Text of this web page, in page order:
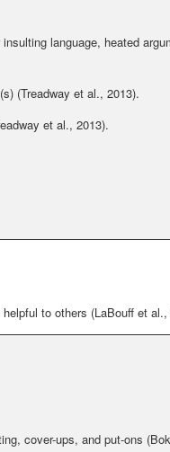
language, heated
(Treadway et al., 2013).
et al., 2013).
to others (LaBouff et al.,
cover-ups, and put-ons